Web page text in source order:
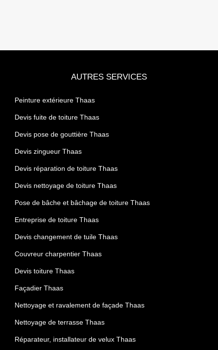
AUTRES SERVICES
Peinture extérieure Thaas
Devis fuite de toiture Thaas
Devis pose de gouttière Thaas
Devis zingueur Thaas
Devis réparation de toiture Thaas
Devis nettoyage de toiture Thaas
Pose de bâche et bâchage de toiture Thaas
Entreprise de toiture Thaas
Devis changement de tuile Thaas
Couvreur charpentier Thaas
Devis toiture Thaas
Façadier Thaas
Nettoyage et ravalement de façade Thaas
Nettoyage de terrasse Thaas
Réparateur, installateur de velux Thaas